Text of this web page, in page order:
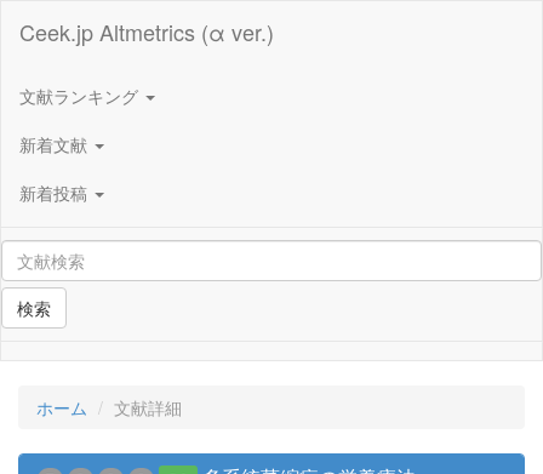
Ceek.jp Altmetrics (α ver.)
文献ランキング
新着文献
新着投稿
検索
ホーム 文献詳細